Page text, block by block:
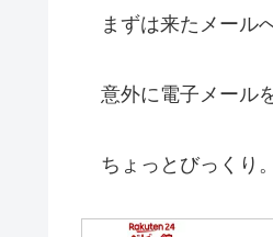
まずは来たメール
意外に電子メール
ちょっとびっくり。